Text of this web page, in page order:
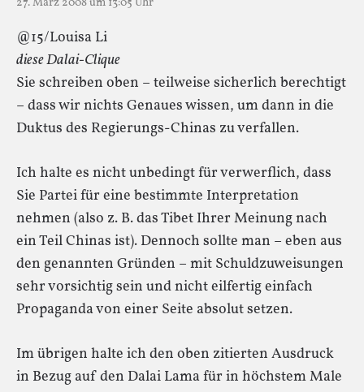
@15/Louisa Li
diese Dalai-Clique
Sie schreiben oben – teilweise sicherlich berechtigt
– dass wir nichts Genaues wissen, um dann in die
Duktus des Regierungs-Chinas zu verfallen.
Ich halte es nicht unbedingt für verwerflich, dass
Sie Partei für eine bestimmte Interpretation
nehmen (also z. B. das Tibet Ihrer Meinung nach
ein Teil Chinas ist). Dennoch sollte man – eben aus
den genannten Gründen – mit Schuldzuweisungen
sehr vorsichtig sein und nicht eilfertig einfach
Propaganda von einer Seite absolut setzen.
Im übrigen halte ich den oben zitierten Ausdruck
in Bezug auf den Dalai Lama für in höchstem Male